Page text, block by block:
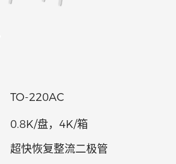
语言
TO-220AC
0.8K/盘，4K/箱
超快恢复整流二极管